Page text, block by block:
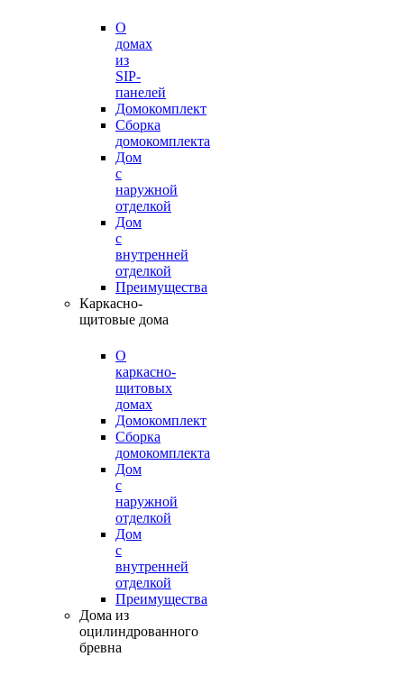
О
домах
из
SIP-
панелей
Домокомплект
Сборка
домокомплекта
Дом
с
наружной
отделкой
Дом
с
внутренней
отделкой
Преимущества
Каркасно-
щитовые дома
О
каркасно-
щитовых
домах
Домокомплект
Сборка
домокомплекта
Дом
с
наружной
отделкой
Дом
с
внутренней
отделкой
Преимущества
Дома из
оцилиндрованного
бревна